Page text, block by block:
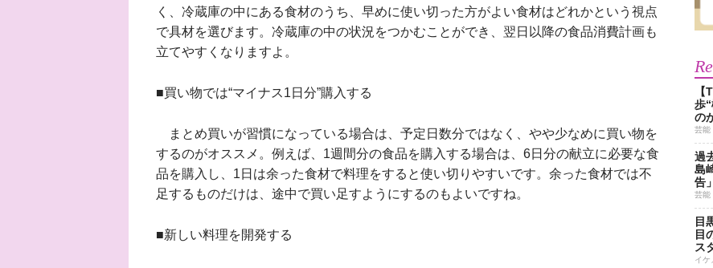
く、冷蔵庫の中にある食材のうち、早めに使い切った方がよい食材はどれかという視点
で具材を選びます。冷蔵庫の中の状況をつかむことができ、翌日以降の食品消費計画も
立てやすくなりますよ。
■買い物では“マイナス1日分”購入する
まとめ買いが習慣になっている場合は、予定日数分ではなく、やや少なめに買い物を
するのがオススメ。例えば、1週間分の食品を購入する場合は、6日分の献立に必要な食
品を購入し、1日は余った食材で料理をすると使い切りやすいです。余った食材では不
足するものだけは、途中で買い足すようにするのもよいですね。
■新しい料理を開発する
歩
の
芸能
過
島
告
芸能
目
目
ス
イケ